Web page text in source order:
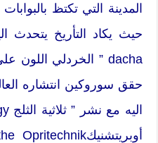
المدينة التي تكتظ
حيث يكاد التأريخ يتحدث
حقق سوروكين انتشاره